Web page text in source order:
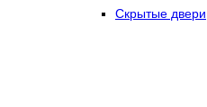
Скрытые двери